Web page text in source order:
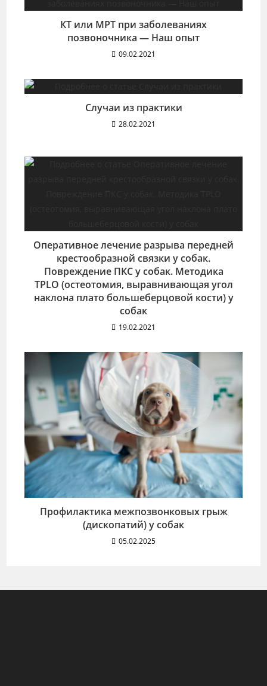
КТ или МРТ при заболеваниях
позвоночника — Наш опыт
09.02.2021
Случаи из практики
28.02.2021
Оперативное лечение разрыва передней
крестообразной связки у собак.
Повреждение ПКС у собак. Методика
TPLO (остеотомия, выравнивающая угол
наклона плато большеберцовой кости) у
собак
19.02.2021
Профилактика межпозвонковых грыж
(дископатий) у собак
05.02.2025